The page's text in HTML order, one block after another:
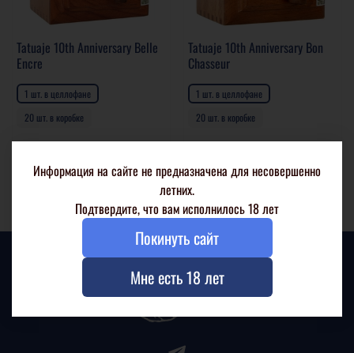
Tatuaje 10th Anniversary Belle
Encre
1 шт. в целлофане
20 шт. в коробке
2 250 р
В корзину
Tatuaje 10th Anniversary Bon
Chasseur
1 шт. в целлофане
20 шт. в коробке
2 250 р
В корзину
Информация на сайте не предназначена для несовершенно
летних.
Подтвердите, что вам исполнилось 18 лет
Покинуть сайт
Мне есть 18 лет